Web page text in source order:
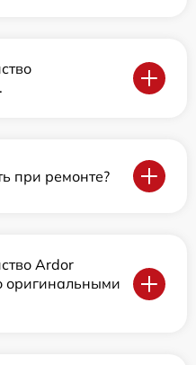
при ремонте?
Ardor
оригинальными